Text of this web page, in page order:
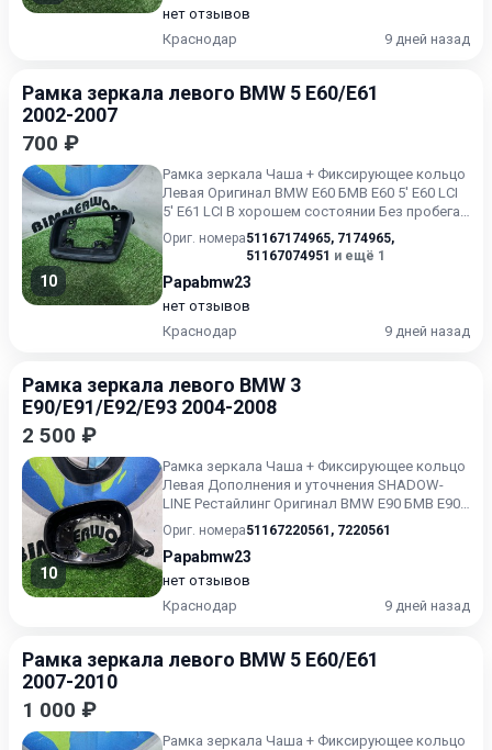
нет отзывов
Краснодар
9 дней назад
Рамка зеркала левого BMW 5 E60/E61
2002-2007
700 ₽
10
Рамка зеркала Чаша + Фиксирующее кольцо
Левая Оригинал BMW E60 БМВ Е60 5' E60 LCI
5' E61 LCI В хорошем состоянии Без пробега
по РФ.
Ориг. номера51167174965, 7174965,
51167074951 и ещё 1
Papabmw23
нет отзывов
Краснодар
9 дней назад
Рамка зеркала левого BMW 3
E90/E91/E92/E93 2004-2008
2 500 ₽
10
Рамка зеркала Чаша + Фиксирующее кольцо
Левая Дополнения и уточнения SHADOW-
LINE Рестайлинг Оригинал BMW E90 БМВ Е90
1' E81 1' E82 1' E87 LC...
Ориг. номера51167220561 , 7220561
Papabmw23
нет отзывов
Краснодар
9 дней назад
Рамка зеркала левого BMW 5 E60/E61
2007-2010
1 000 ₽
Рамка зеркала Чаша + Фиксирующее кольцо